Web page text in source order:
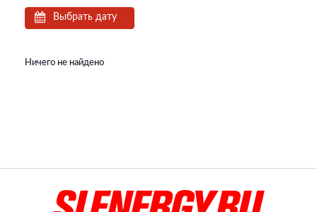
Выбрать дату
Ничего не найдено